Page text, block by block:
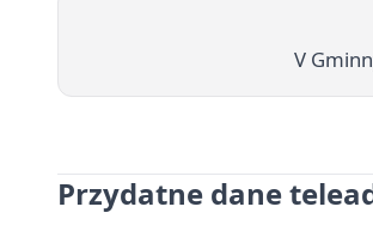
V
Przydatne dane